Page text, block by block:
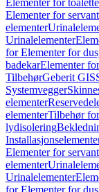
Elementer for
Elementer for
elementer
Urinalelementer
for Elementer for
badekarElementer
TilbehørGeberit GIS
Systemvegger
elementer
elementerTilbehør for
lydisolering
Elementer for
elementer
Urinalelementer
for Elementer for